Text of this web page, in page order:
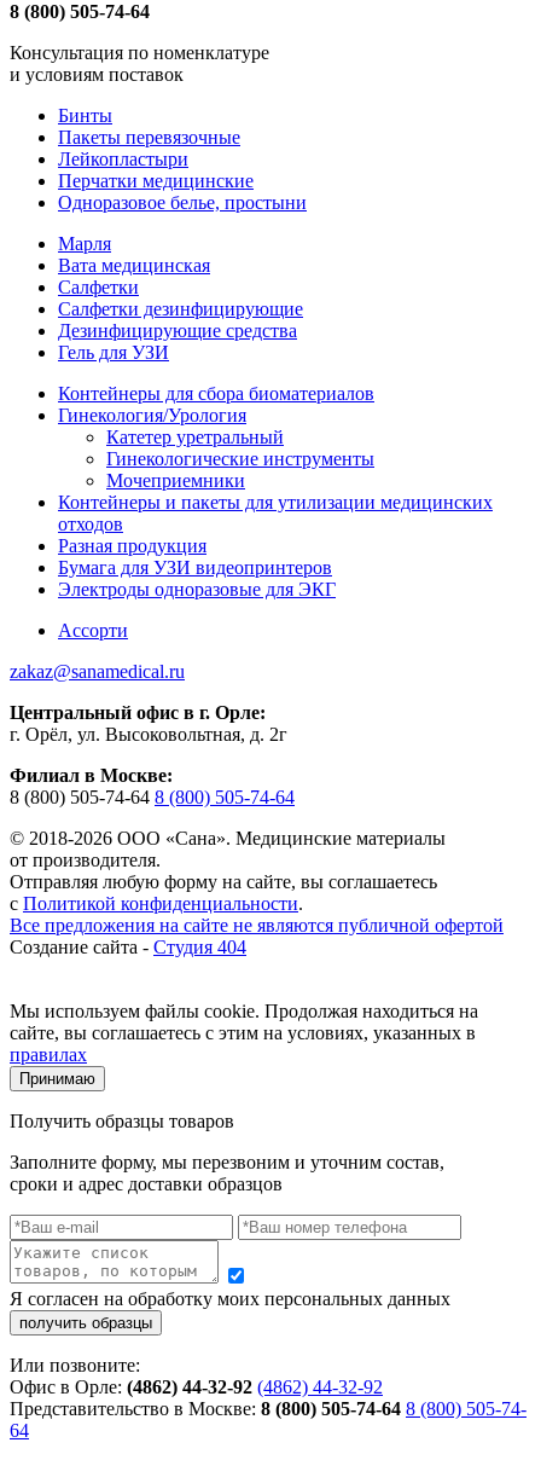
8 (800) 505-74-64
Консультация по номенклатуре
и условиям поставок
Бинты
Пакеты перевязочные
Лейкопластыри
Перчатки медицинские
Одноразовое белье, простыни
Марля
Вата медицинская
Салфетки
Салфетки дезинфицирующие
Дезинфицирующие средства
Гель для УЗИ
Контейнеры для сбора биоматериалов
Гинекология/Урология
Катетер уретральный
Гинекологические инструменты
Мочеприемники
Контейнеры и пакеты для утилизации медицинских
отходов
Разная продукция
Бумага для УЗИ видеопринтеров
Электроды одноразовые для ЭКГ
Ассорти
zakaz@sanamedical.ru
Центральный офис в г. Орле:
г. Орёл, ул. Высоковольтная, д. 2г
Филиал в Москве:
8 (800) 505-74-64 8 (800) 505-74-64
© 2018-2026 ООО «Сана». Медицинские материалы
от производителя.
Отправляя любую форму на сайте, вы соглашаетесь
с Политикой конфиденциальности.
Все предложения на сайте не являются публичной офертой
Создание сайта - Студия 404
Мы используем файлы cookie. Продолжая находиться на
сайте, вы соглашаетесь с этим на условиях, указанных в
правилах
Принимаю
Получить образцы товаров
Заполните форму, мы перезвоним и уточним состав,
сроки и адрес доставки образцов
Я согласен на обработку моих персональных данных
Или позвоните:
Офис в Орле: (4862) 44-32-92 (4862) 44-32-92
Представительство в Москве: 8 (800) 505-74-64 8 (800) 505-74-
64